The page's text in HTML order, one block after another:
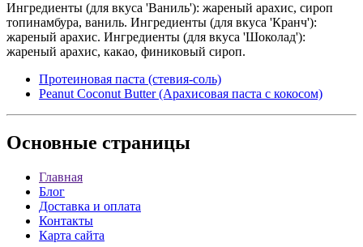
Ингредиенты (для вкуса 'Ваниль'): жареный арахис, сироп
топинамбура, ваниль. Ингредиенты (для вкуса 'Кранч'):
жареный арахис. Ингредиенты (для вкуса 'Шоколад'):
жареный арахис, какао, финиковый сироп.
Протеиновая паста (стевия-соль)
Peanut Сoconut Butter (Арахисовая паста с кокосом)
Основные страницы
Главная
Блог
Доставка и оплата
Контакты
Карта сайта